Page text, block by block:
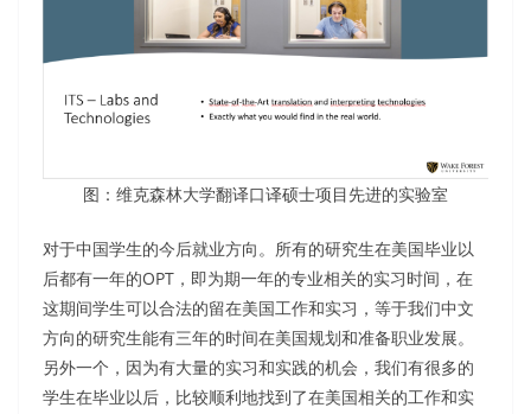
图：维克森林大学翻译口译硕士项目先进的实验室
对于中国学生的今后就业方向。所有的研究生在美国毕业以
后都有一年的OPT，即为期一年的专业相关的实习时间，在
这期间学生可以合法的留在美国工作和实习，等于我们中文
方向的研究生能有三年的时间在美国规划和准备职业发展。
另外一个，因为有大量的实习和实践的机会，我们有很多的
学生在毕业以后，比较顺利地找到了在美国相关的工作和实